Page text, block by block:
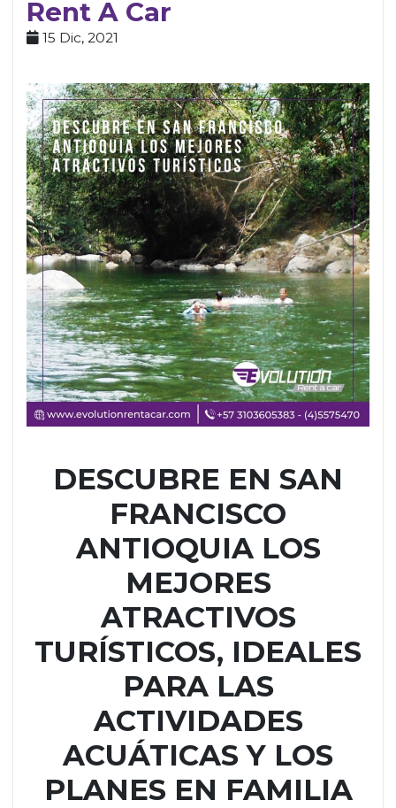
Rent A Car
15 Dic, 2021
DESCUBRE EN SAN
FRANCISCO
ANTIOQUIA LOS
MEJORES
ATRACTIVOS
TURÍSTICOS, IDEALES
PARA LAS
ACTIVIDADES
ACUÁTICAS Y LOS
PLANES EN FAMILIA